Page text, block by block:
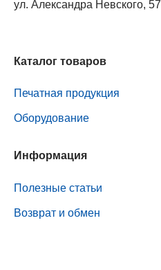
ул. Александра Невского, 57
Каталог товаров
Печатная продукция
Оборудование
Информация
Полезные статьи
Возврат и обмен